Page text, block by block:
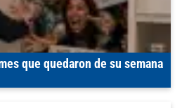
que quedaron de su semana